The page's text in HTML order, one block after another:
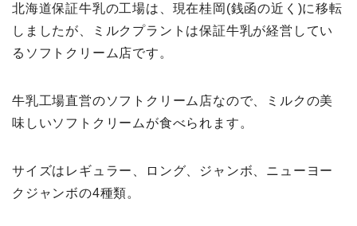
北海道保証牛乳の工場は、現在桂岡(銭函の近く)に移転
しましたが、ミルクプラントは保証牛乳が経営してい
るソフトクリーム店です。
牛乳工場直営のソフトクリーム店なので、ミルクの美
味しいソフトクリームが食べられます。
サイズはレギュラー、ロング、ジャンボ、ニューヨー
クジャンボの4種類。